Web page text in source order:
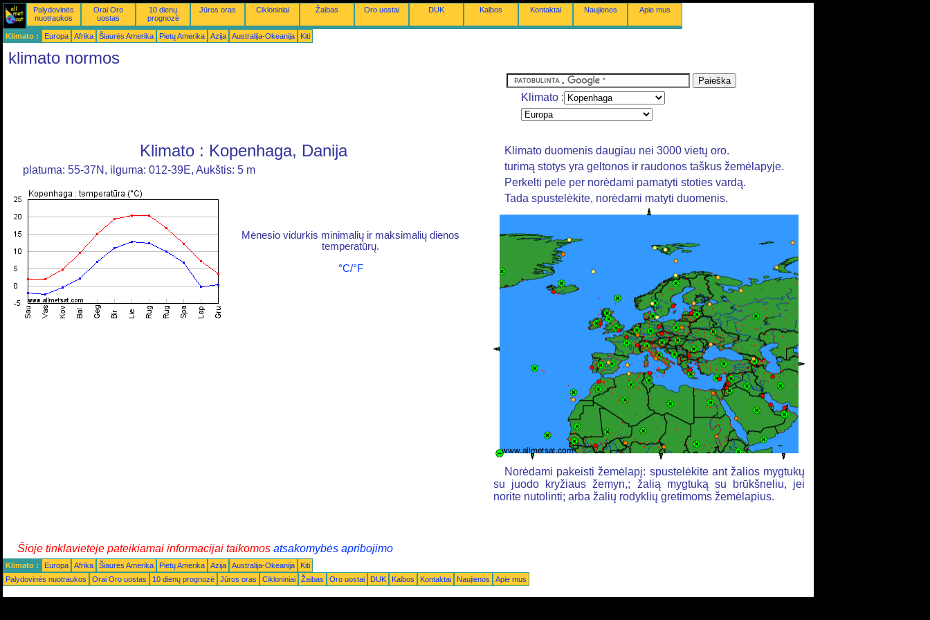
Palydovinės
nuotraukos
Orai Oro
uostas
10 dienų
prognozė
Jūros oras Cikloniniai Žaibas Oro uostai DUK Kalbos Kontaktai Naujienos Apie mus
Klimato : Europa Afrika Šiaurės Amerika Pietų Amerika Azija Australija-Okeanija Kiti
klimato normos
Klimato :
Klimato : Kopenhaga, Danija
platuma: 55-37N, ilguma: 012-39E, Aukštis: 5 m
Mėnesio vidurkis minimalių ir maksimalių dienos
temperatūrų.
°C/°F
Klimato duomenis daugiau nei 3000 vietų oro.
turimą stotys yra geltonos ir raudonos taškus žemėlapyje.
Perkelti pele per norėdami pamatyti stoties vardą.
Tada spustelėkite, norėdami matyti duomenis.
Norėdami pakeisti žemėlapį: spustelėkite ant žalios mygtukų
su juodo kryžiaus žemyn,; žalią mygtuką su brūkšneliu, jei
norite nutolinti; arba žalių rodyklių gretimoms žemėlapius.
Šioje tinklavietėje pateikiamai informacijai taikomos atsakomybės apribojimo
Klimato : Europa Afrika Šiaurės Amerika Pietų Amerika Azija Australija-Okeanija
Kiti
Palydovinės nuotraukos
Orai Oro uostas 10 dienų prognozė Jūros oras Cikloniniai Žaibas Oro uostai DUK Kalbos Kontaktai Naujienos Apie mus